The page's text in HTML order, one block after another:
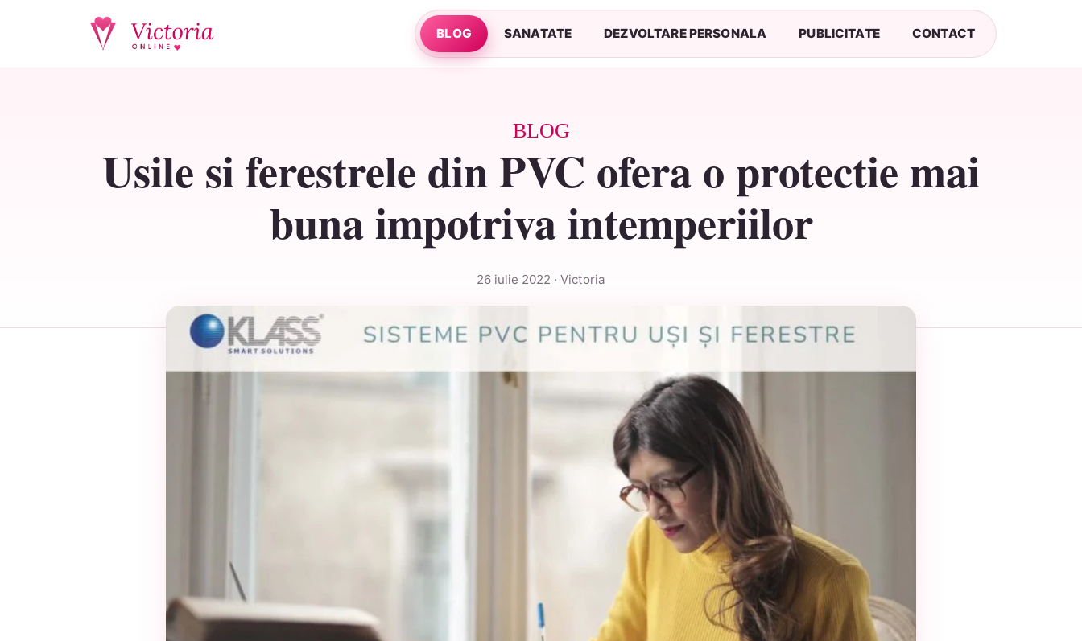
BLOG SANATATE DEZVOLTARE PERSONALA PUBLICITATE CONTACT
BLOG
Usile si ferestrele din PVC ofera o protectie mai
buna impotriva intemperiilor
26 iulie 2022 · Victoria